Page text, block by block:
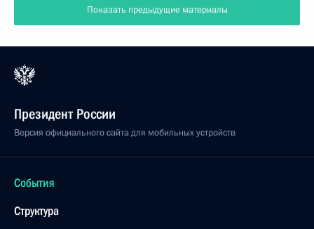
Показать предыдущие материалы
Президент России
Версия официального сайта для мобильных устройств
События
Структура